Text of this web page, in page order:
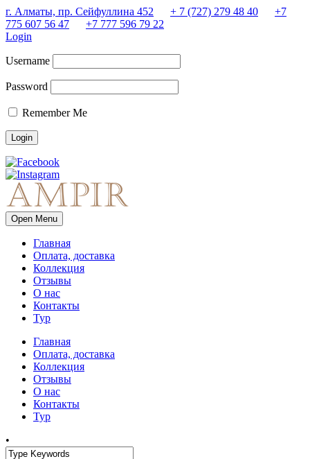
г. Алматы, пр. Сейфуллина 452 + 7 (727) 279 48 40
+7
775 607 56 47
+7 777 596 79 22
Login
Username
Password
Remember Me
Open Menu
Главная
Оплата, доставка
Коллекция
Отзывы
О нас
Контакты
Тур
Главная
Оплата, доставка
Коллекция
Отзывы
О нас
Контакты
Тур
•